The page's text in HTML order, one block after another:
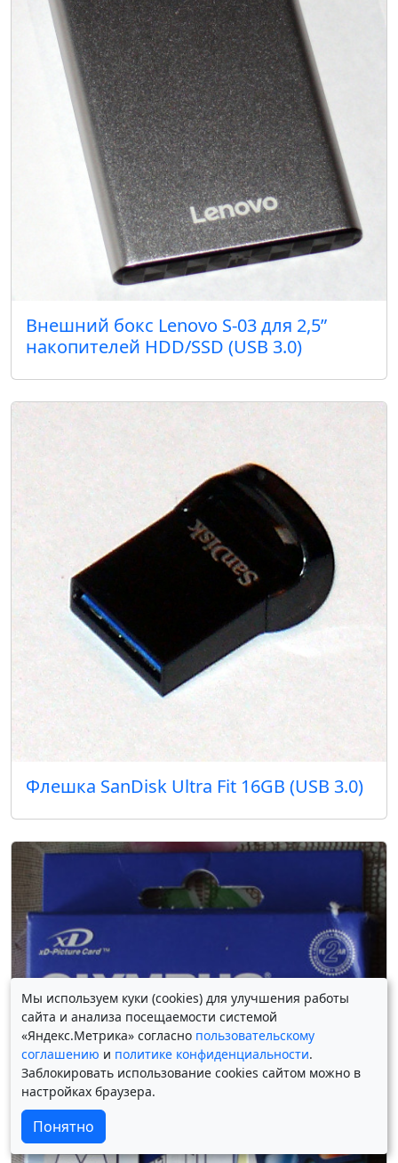
Внешний бокс Lenovo S-03 для 2,5”
накопителей HDD/SSD (USB 3.0)
Флешка SanDisk Ultra Fit 16GB (USB 3.0)
Мы используем куки (cookies) для улучшения работы
сайта и анализа посещаемости системой
«Яндекс.Метрика» согласно пользовательскому
соглашению и политике конфиденциальности.
Заблокировать использование cookies сайтом можно в
настройках браузера.
Понятно